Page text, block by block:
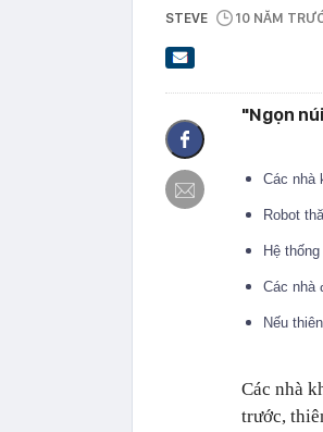
STEVE 10 NĂM
"Ngọn
Các nhà
Robot
Hệ
Các nhà
Nếu
Các nhà
trước,